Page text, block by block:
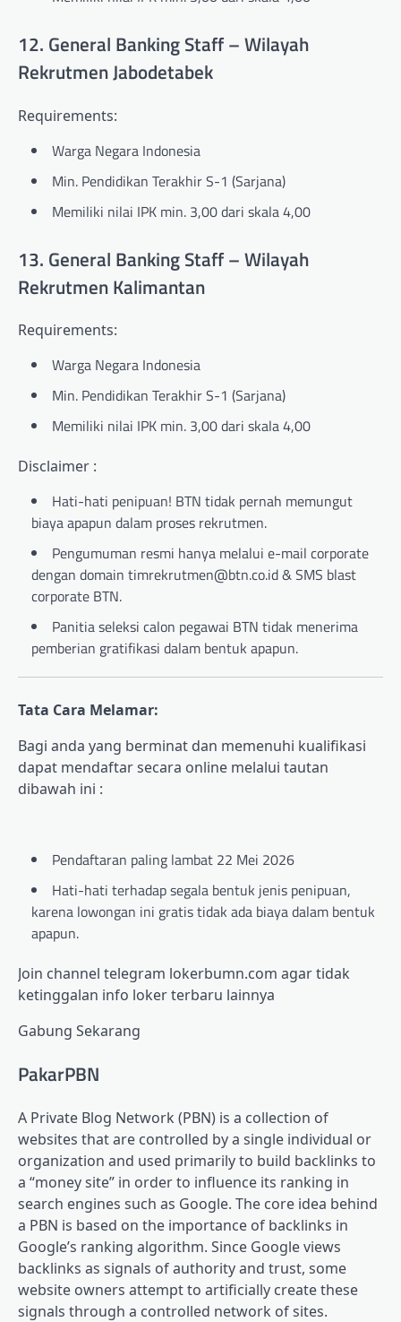
12. General Banking Staff – Wilayah
Rekrutmen Jabodetabek
Requirements:
Warga Negara Indonesia
Min. Pendidikan Terakhir S-1 (Sarjana)
Memiliki nilai IPK min. 3,00 dari skala 4,00
13. General Banking Staff – Wilayah
Rekrutmen Kalimantan
Requirements:
Warga Negara Indonesia
Min. Pendidikan Terakhir S-1 (Sarjana)
Memiliki nilai IPK min. 3,00 dari skala 4,00
Disclaimer :
⁠Hati-hati penipuan! BTN tidak pernah memungut
biaya apapun dalam proses rekrutmen.
⁠Pengumuman resmi hanya melalui e-mail corporate
dengan domain timrekrutmen@btn.co.id & SMS blast
corporate BTN.
Panitia seleksi calon pegawai BTN tidak menerima
pemberian gratifikasi dalam bentuk apapun.
Tata Cara Melamar:
Bagi anda yang berminat dan memenuhi kualifikasi
dapat mendaftar secara online melalui tautan
dibawah ini :
Pendaftaran paling lambat 22 Mei 2026
Hati-hati terhadap segala bentuk jenis penipuan,
karena lowongan ini gratis tidak ada biaya dalam bentuk
apapun.
Join channel telegram lokerbumn.com agar tidak
ketinggalan info loker terbaru lainnya
Gabung Sekarang
PakarPBN
A Private Blog Network (PBN) is a collection of
websites that are controlled by a single individual or
organization and used primarily to build backlinks to
a “money site” in order to influence its ranking in
search engines such as Google. The core idea behind
a PBN is based on the importance of backlinks in
Google’s ranking algorithm. Since Google views
backlinks as signals of authority and trust, some
website owners attempt to artificially create these
signals through a controlled network of sites.